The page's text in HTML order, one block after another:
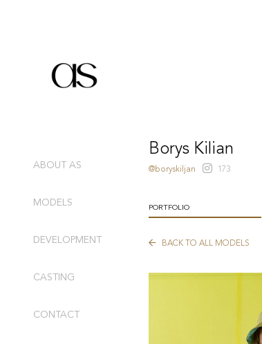
ABOUT AS
MODELS
DEVELOPMENT
CASTING
CONTACT
Borys Kilian
@boryskiljan 173
PORTFOLIO
BACK TO ALL MODELS